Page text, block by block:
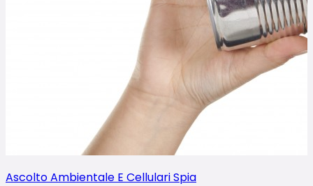
Ascolto Ambientale E Cellulari Spia